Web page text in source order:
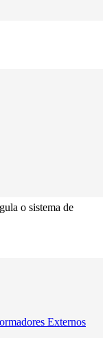
o sistema de
Externos